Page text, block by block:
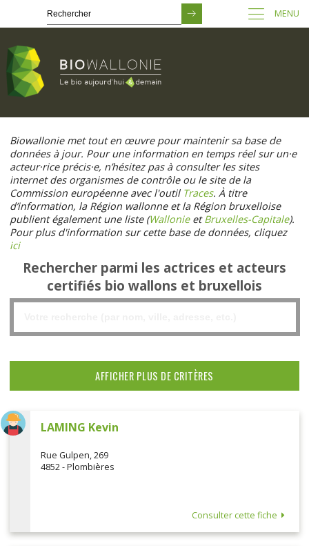
contenu
principal
MENU
Biowallonie met tout en œuvre pour maintenir sa base de
données à jour. Pour une information en temps réel sur un·e
acteur·rice précis·e, n’hésitez pas à consulter les sites
internet des organismes de contrôle ou le site de la
Commission européenne avec l'outil Traces. À titre
d’information, la Région wallonne et la Région bruxelloise
publient également une liste (WallonieetBruxelles-Capitale).
Pour plus d'information sur cette base de données, cliquez
ici
Rechercher parmi les actrices et acteurs
certifiés bio wallons et bruxellois
LAMING Kevin
Rue Gulpen, 269
4852 - Plombières
Consulter cette fiche
AFFICHER PLUS DE CRITÈRES